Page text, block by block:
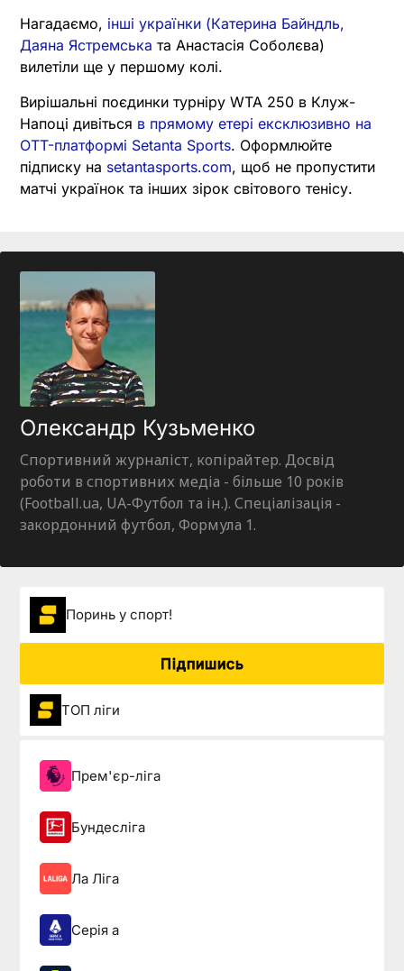
Нагадаємо, інші українки (Катерина Байндль,
Даяна Ястремська та Анастасія Соболєва)
вилетіли ще у першому колі.
Вирішальні поєдинки турніру WTA 250 в Клуж-
Напоці дивіться в прямому етері ексклюзивно на
OTT-платформі Setanta Sports. Оформлюйте
підписку на setantasports.com, щоб не пропустити
матчі українок та інших зірок світового тенісу.
Олександр Кузьменко
Спортивний журналіст, копірайтер. Досвід
роботи в спортивних медіа - більше 10 років
(Football.ua, UA-Футбол та ін.). Спеціалізація -
закордонний футбол, Формула 1.
Поринь у спорт!
Підпишись
ТОП ліги
Прем'єр-ліга
Бундесліга
Ла Ліга
Серія а